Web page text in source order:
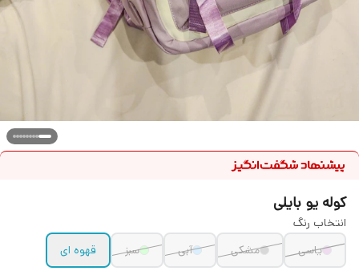
کوله یو بایلی
انتخاب رنگ
یاسی
مشکی آبی سبز قهوه ای